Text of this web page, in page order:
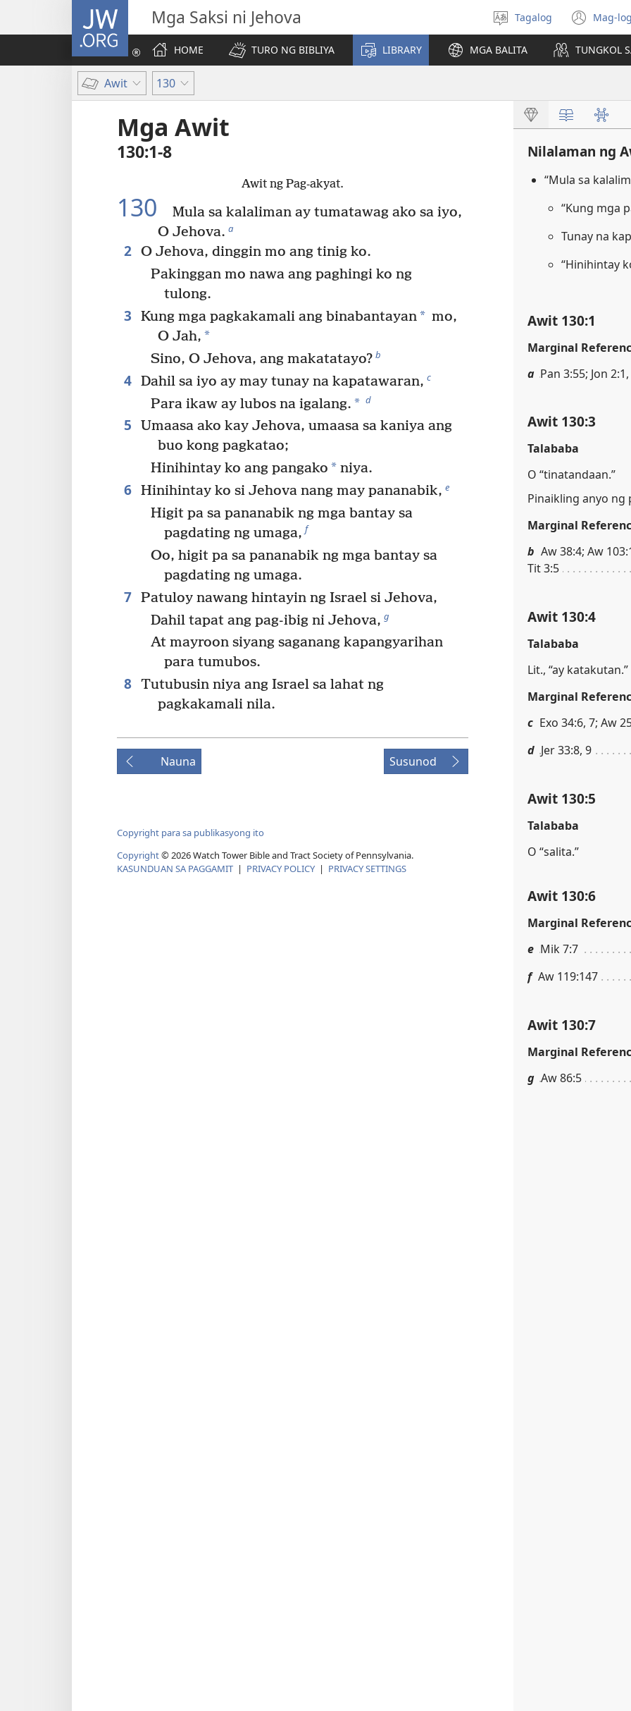
JW.ORG Mga Saksi ni Jehova
Pumili
ng
wika
Tagalog Mag-(may
na
HOME TURO NG BIBLIYA LIBRARY MGA BALITA TUNGKOL
Awit 130
Mga Awit
130:1-8
Awit ng Pag-akyat.
130
Mula sa kalaliman ay tumatawag ako sa iyo,
O Jehova. a
2 O Jehova, dinggin mo ang tinig ko.
Pakinggan mo nawa ang paghingi ko ng
tulong.
3 Kung mga pagkakamali ang binabantayan* mo,
O Jah, *
Sino, O Jehova, ang makatatayo? b
4 Dahil sa iyo ay may tunay na kapatawaran, c
Para ikaw ay lubos na igalang. * d
5
Umaasa ako kay Jehova, umaasa sa kaniya ang
buo kong pagkatao;
Hinihintay ko ang pangako * niya.
6 Hinihintay ko si Jehova nang may pananabik, e
Higit pa sa pananabik ng mga bantay sa
pagdating ng umaga, f
Oo, higit pa sa pananabik ng mga bantay sa
pagdating ng umaga.
7 Patuloy nawang hintayin ng Israel si Jehova,
Dahil tapat ang pag-ibig ni Jehova, g
At mayroon siyang saganang kapangyarihan
para tumubos.
8 Tutubusin niya ang Israel sa lahat ng
pagkakamali nila.
Nauna Susunod
Copyright para sa publikasyong ito
Copyright©2026Watch Tower Bible and Tract Society of Pennsylvania.
KASUNDUAN SA PAGGAMIT | PRIVACY POLICY | PRIVACY SETTINGS
Nilalaman ng
“Mula sa
“Kung mga
Tunay na
“Hinihintay
Awit 130:1
Marginal
a Pan 3:55; Jon
Awit 130:3
Talababa
O “tinatandaan.”
Pinaikling anyo ng
Marginal
b Aw 38:4; Aw
Tit 3:5
Awit 130:4
Talababa
Lit., “ay katakutan.”
Marginal
c Exo 34:6, 7; Aw
d Jer 33:8, 9
Awit 130:5
Talababa
O “salita.”
Awit 130:6
Marginal
e Mik 7:7
f Aw 119:147
Awit 130:7
Marginal
g Aw 86:5